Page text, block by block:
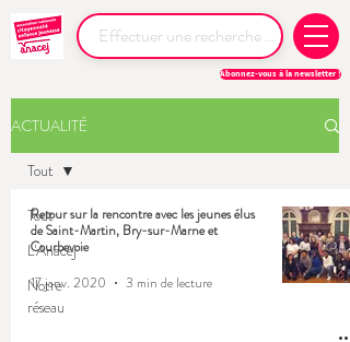
Abonnez-vous à la newsletter !
ACTUALITÉ
Tout
L'Anacej
Notre
réseau
Tout
Retour sur la rencontre avec les jeunes élus
de Saint-Martin, Bry-sur-Marne et
Courbevoie
17 janv. 2020
3 min de lecture